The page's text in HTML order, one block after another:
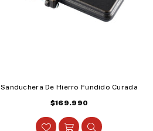
Sanduchera De Hierro Fundido Curada
Precio
$169.990